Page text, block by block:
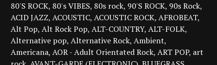
80'S ROCK 80's VIBES 80s rock 90'S ROCK 90s Rock
ACID JAZZ ACOUSTIC ACOUSTIC ROCK AFROBEAT
Alt Pop Alt Rock Pop ALT-COUNTRY ALT-FOLK
Alternative pop Alternative Rock Ambient
Americana AOR - Adult Orientated Rock ART POP art